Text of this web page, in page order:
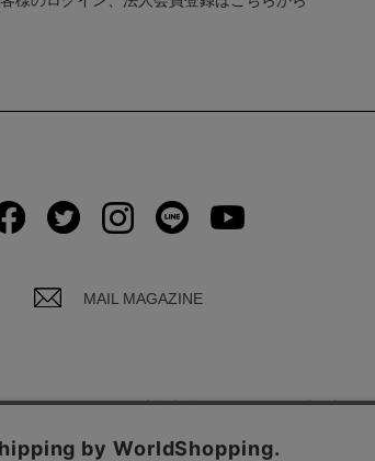
MAIL MAGAZINE
いて ご利用規約 お問い合わせ